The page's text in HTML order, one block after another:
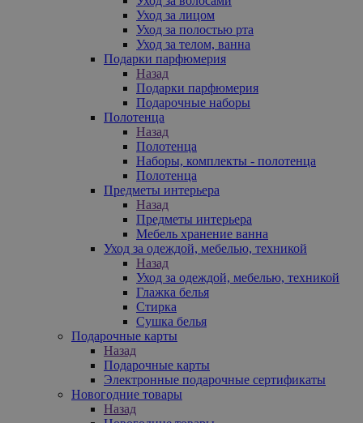
Уход за лицом
Уход за полостью рта
Уход за телом, ванна
Подарки парфюмерия
Назад
Подарки парфюмерия
Подарочные наборы
Полотенца
Назад
Полотенца
Наборы, комплекты - полотенца
Полотенца
Предметы интерьера
Назад
Предметы интерьера
Мебель хранение ванна
Уход за одеждой, мебелью, техникой
Назад
Уход за одеждой, мебелью, техникой
Глажка белья
Стирка
Сушка белья
Подарочные карты
Назад
Подарочные карты
Электронные подарочные сертификаты
Новогодние товары
Назад